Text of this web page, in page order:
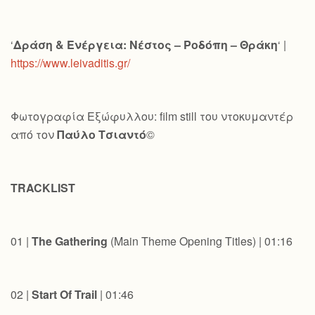
‘Δράση & Ενέργεια: Νέστος – Ροδόπη – Θράκη‘ |
https://www.leivaditis.gr/
Φωτογραφία Εξώφυλλου: film still του ντοκυμαντέρ
από τονΠαύλο Τσιαντό©
TRACKLIST
01 | The Gathering (Main Theme Opening Titles) | 01:16
02 | Start Of Trail | 01:46